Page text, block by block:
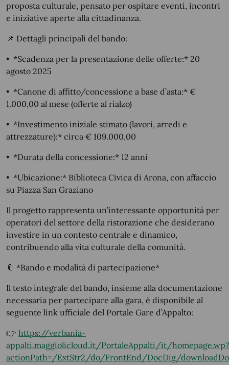
proposta culturale, pensato per ospitare eventi, incontri
e iniziative aperte alla cittadinanza.
📌 Dettagli principali del bando:
• *Scadenza per la presentazione delle offerte:* 20
agosto 2025
• *Canone di affitto/concessione a base d’asta:* €
1.000,00 al mese (offerte al rialzo)
• *Investimento iniziale stimato (lavori, arredi e
attrezzature):* circa € 109.000,00
• *Durata della concessione:* 12 anni
• *Ubicazione:* Biblioteca Civica di Arona, con affaccio
su Piazza San Graziano
Il progetto rappresenta un’interessante opportunità per
operatori del settore della ristorazione che desiderano
investire in un contesto centrale e dinamico,
contribuendo alla vita culturale della comunità.
📎 *Bando e modalità di partecipazione*
Il testo integrale del bando, insieme alla documentazione
necessaria per partecipare alla gara, è disponibile al
seguente link ufficiale del Portale Gare d’Appalto:
👉 https://verbania-
appalti.maggiolicloud.it/PortaleAppalti/it/homepage.wp?
actionPath=/ExtStr2/do/FrontEnd/DocDig/